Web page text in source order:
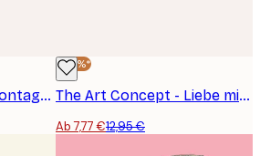
Paul Cezanne - La Montagne Sainte-Victoire vue de la carrière Bibémus Poster
-40%*
The Art Concept - Liebe mich vertraue mir Frau Poster
Ab 7,77 €12,95 €